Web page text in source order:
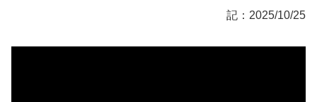
記：2025/10/25